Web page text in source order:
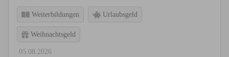
Weiterbildungen Urlaubsgeld
Weihnachtsgeld
05.08.2026